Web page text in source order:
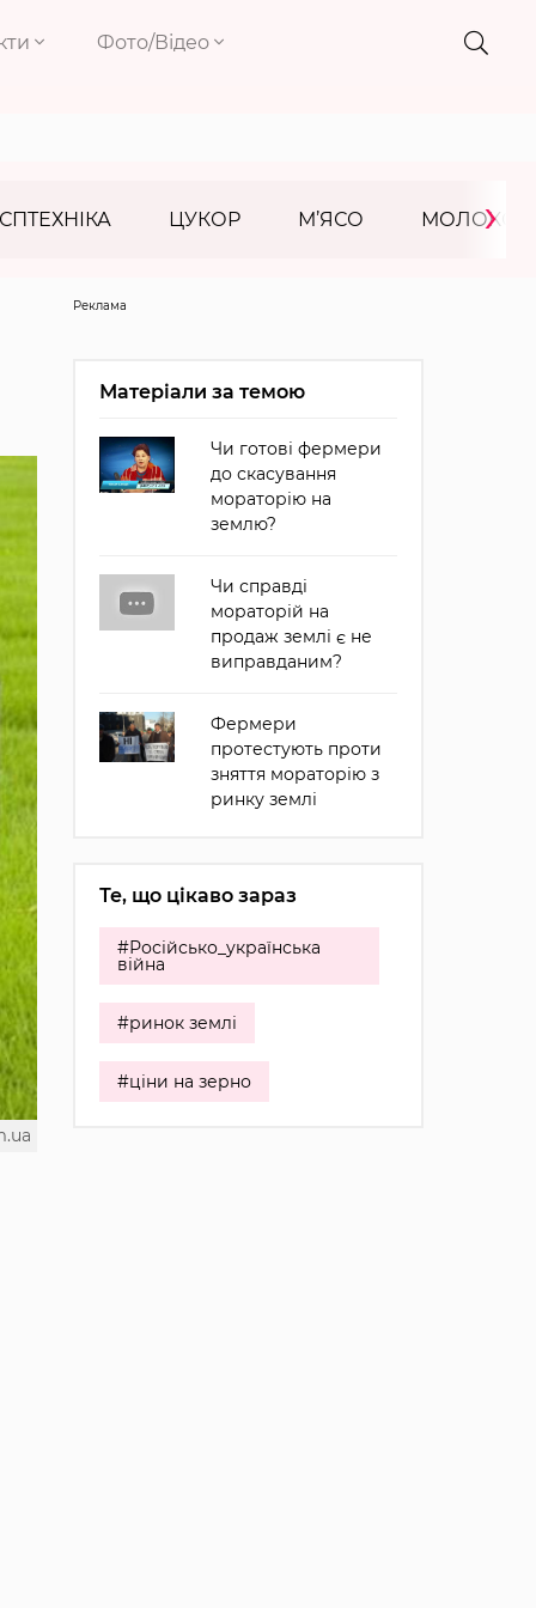
Фото/Відео
ЦУКОР М’ЯСО МОЛОКО
›
Реклама
Матеріали за темою
Чи готові фермери
до скасування
мораторію на
землю?
Чи справді
мораторій на
продаж землі є не
виправданим?
Фермери
протестують проти
зняття мораторію з
ринку землі
Те, що цікаво зараз
#Російсько_українська
війна
#ринок землі
#ціни на зерно